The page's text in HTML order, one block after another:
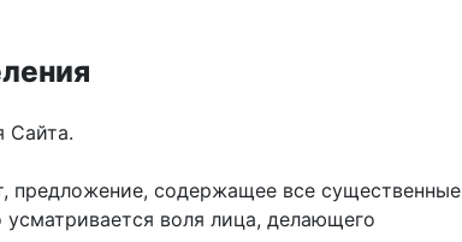
Сайта.
предложение, содержащее все существенные
воля лица, делающего